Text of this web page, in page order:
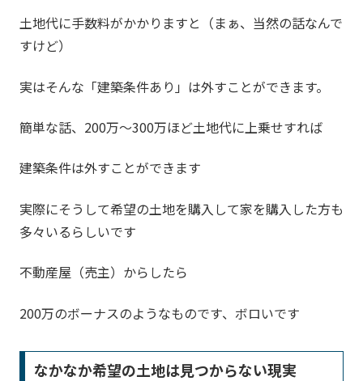
土地代に手数料がかかりますと（まぁ、当然の話なんで
すけど）
実はそんな「建築条件あり」は外すことができます。
簡単な話、200万～300万ほど土地代に上乗せすれば
建築条件は外すことができます
実際にそうして希望の土地を購入して家を購入した方も
多々いるらしいです
不動産屋（売主）からしたら
200万のボーナスのようなものです、ボロいです
なかなか希望の土地は見つからない現実